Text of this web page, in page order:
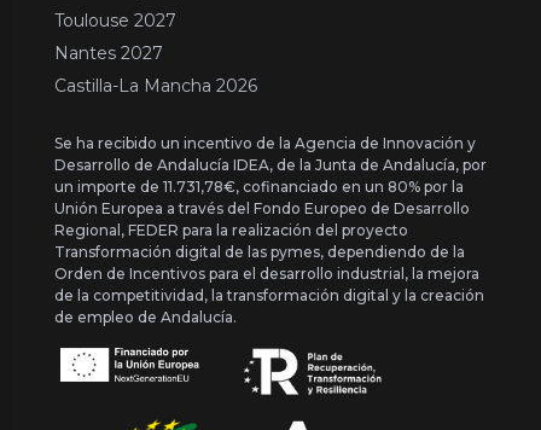
Toulouse 2027
Nantes 2027
Castilla-La Mancha 2026
Se ha recibido un incentivo de la Agencia de Innovación y
Desarrollo de Andalucía IDEA, de la Junta de Andalucía, por
un importe de 11.731,78€, cofinanciado en un 80% por la
Unión Europea a través del Fondo Europeo de Desarrollo
Regional, FEDER para la realización del proyecto
Transformación digital de las pymes, dependiendo de la
Orden de Incentivos para el desarrollo industrial, la mejora
de la competitividad, la transformación digital y la creación
de empleo de Andalucía.